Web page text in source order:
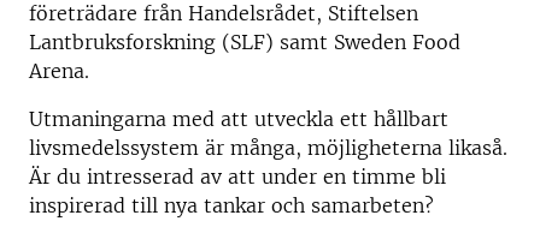
företrädare från Handelsrådet, Stiftelsen
Lantbruksforskning (SLF) samt Sweden Food
Arena.
Utmaningarna med att utveckla ett hållbart
livsmedelssystem är många, möjligheterna likaså.
Är du intresserad av att under en timme bli
inspirerad till nya tankar och samarbeten?